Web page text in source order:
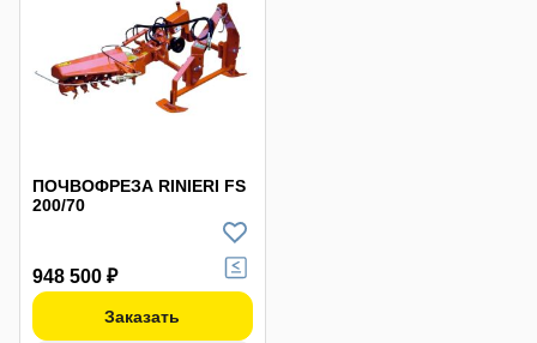
ПОЧВОФРЕЗА RINIERI FS
200/70
948 500 ₽
Заказать